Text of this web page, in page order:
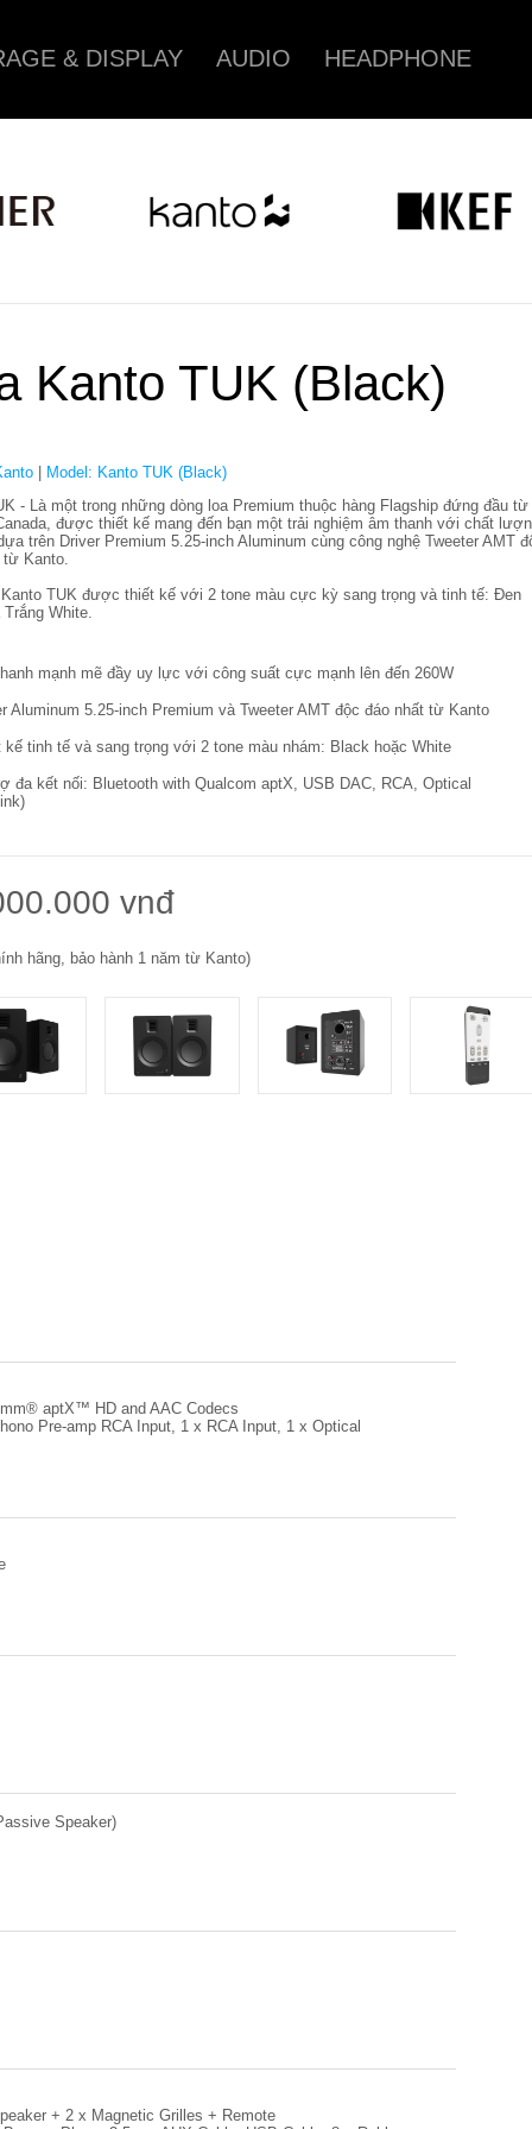
& DISPLAY AUDIO HEADPHONE
Kanto TUK (Black)
Model: Kanto TUK (Black)
- Là một trong những dòng loa Premium thuộc hàng Flagship đứng đầu từ
được thiết kế mang đến bạn một trải nghiệm âm thanh với chất
trên Driver Premium 5.25-inch Aluminum cùng công nghệ Tweeter AMT
từ Kanto.
Kanto TUK được thiết kế với 2 tone màu cực kỳ sang trọng và tinh tế: Đen
White.
mạnh mẽ đầy uy lực với công suất cực mạnh lên đến 260W
Aluminum 5.25-inch Premium và Tweeter AMT độc đáo nhất từ Kanto
kế tinh tế và sang trọng với 2 tone màu nhám: Black hoặc White
đa kết nối: Bluetooth with Qualcom aptX, USB DAC, RCA, Optical
vnđ
hãng, bảo hành 1 năm từ Kanto)
aptX™ HD and AAC Codecs
Pre-amp RCA Input, 1 x RCA Input, 1 x Optical
Speaker)
+ 2 x Magnetic Grilles + Remote